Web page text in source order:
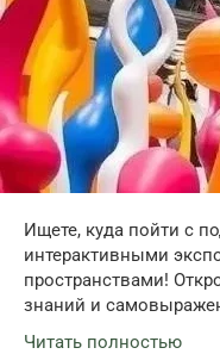
Ищете, куда пойти с
интерактивными
пространствами!
знаний и
Читать полностью